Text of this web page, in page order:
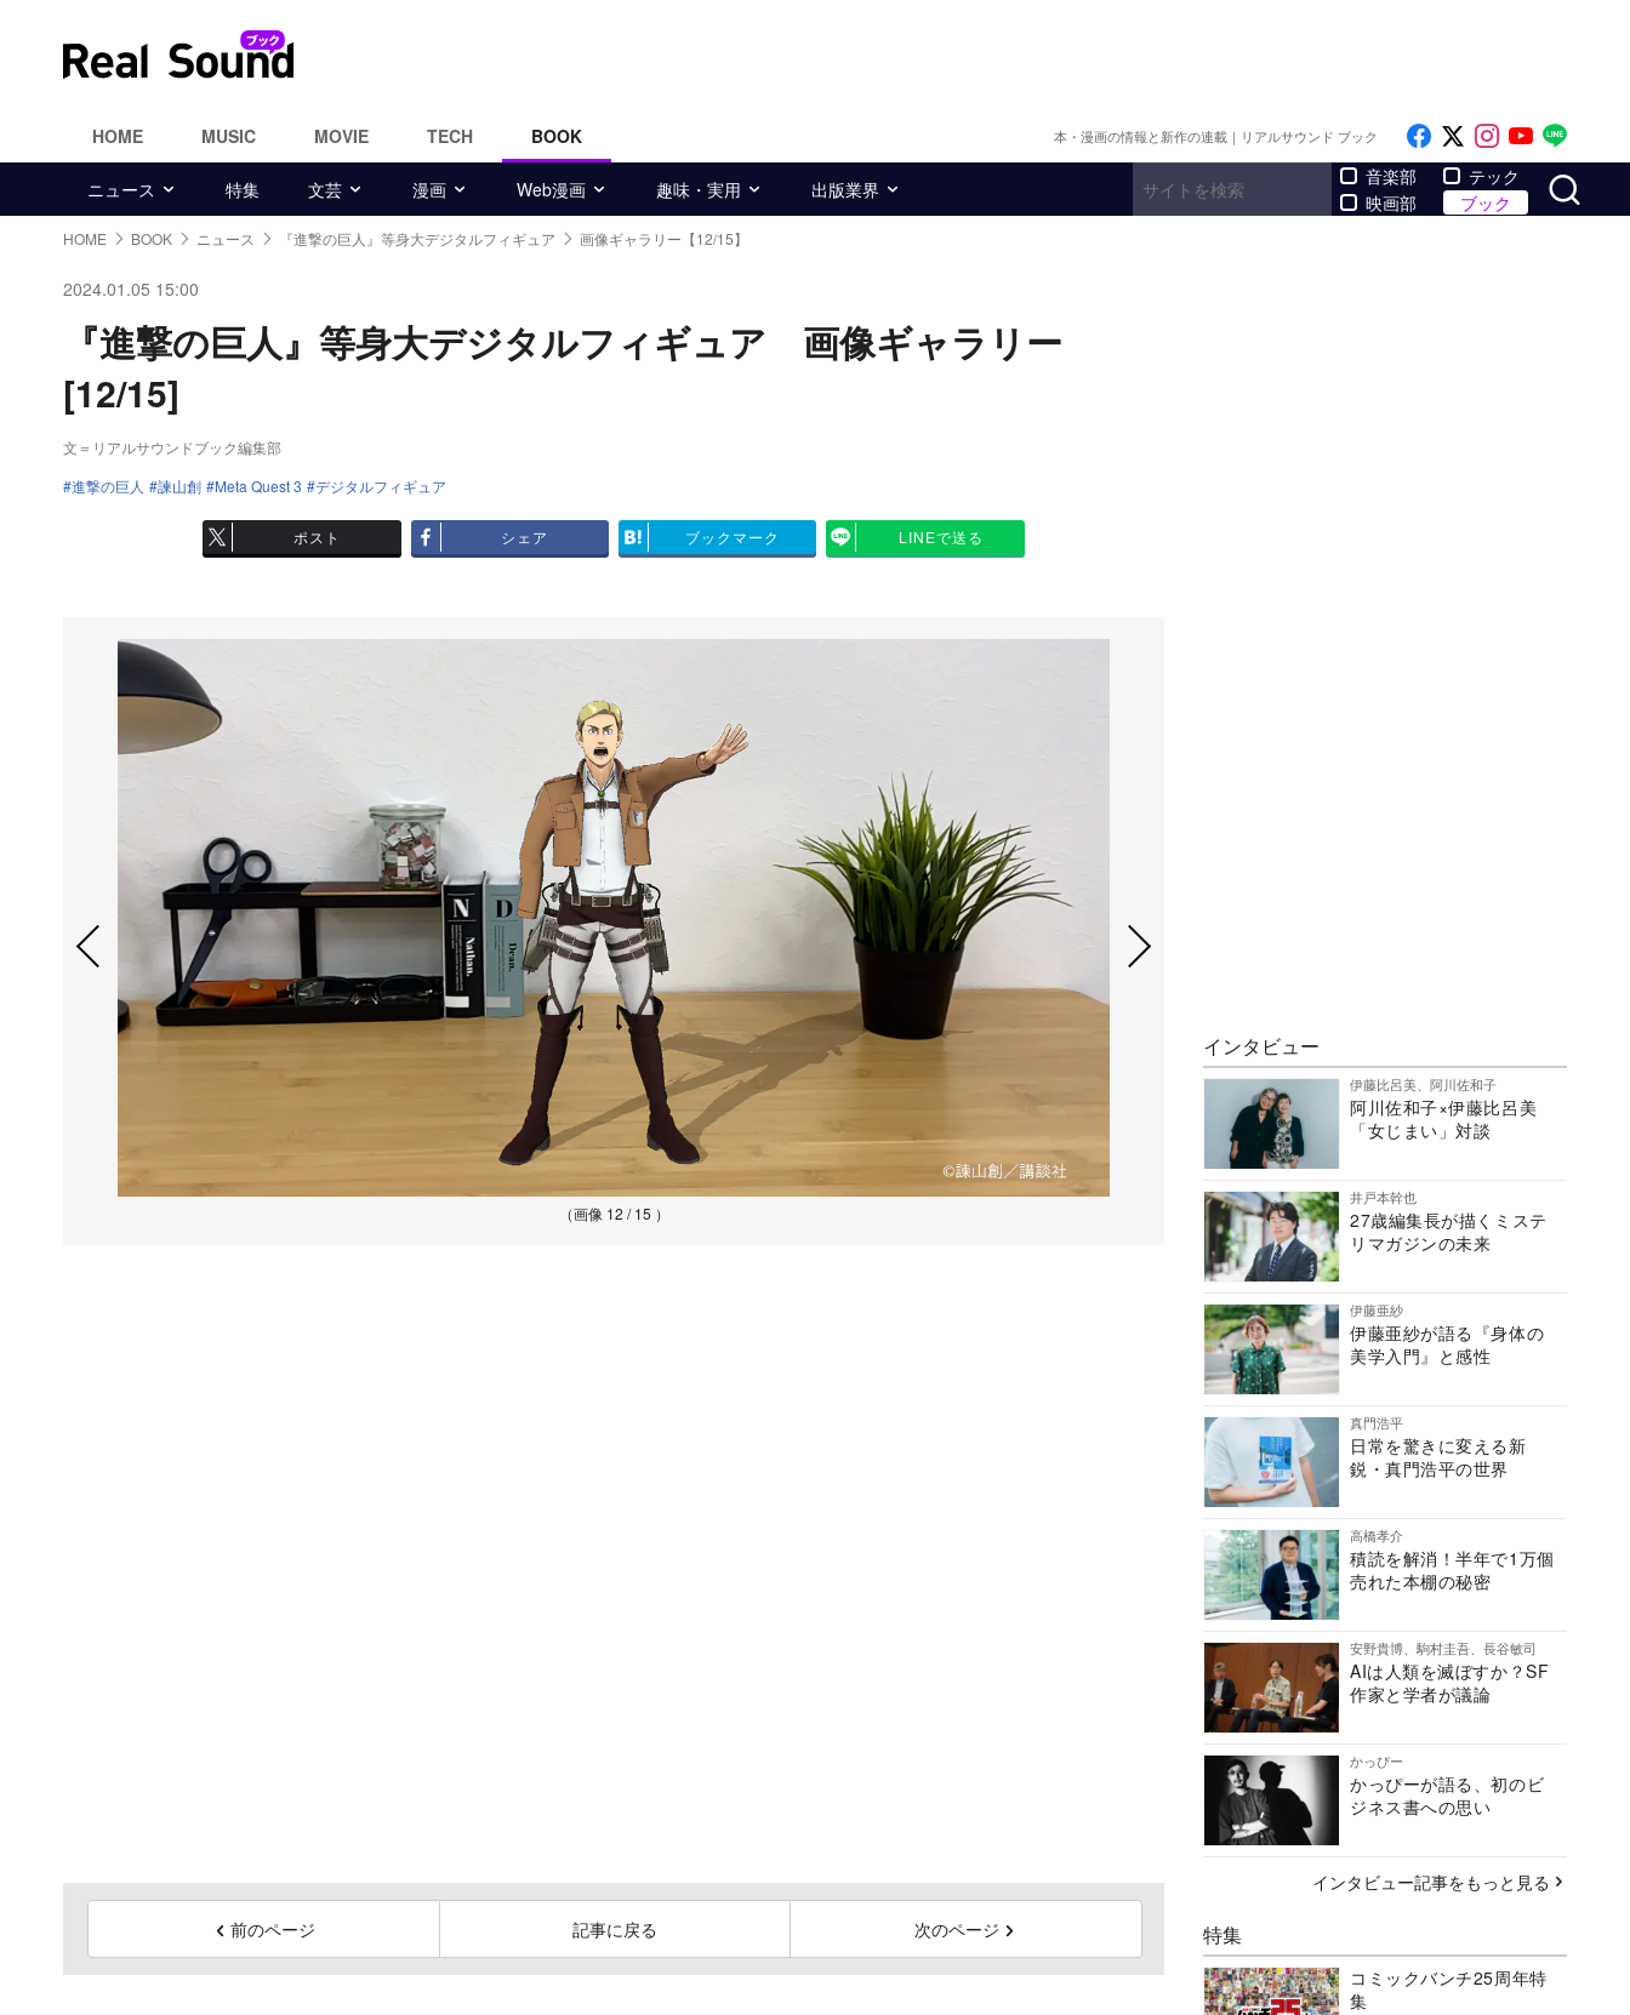
HOME MUSIC MOVIE TECH BOOK 本・漫画の情報と新作の連載｜リアルサウンド ブック Like on Facebook
Follow on x
Follow on
Follow
ニュース 特集 文芸 漫画 Web漫画 趣味・実用 出版業界
音楽部
映画部
テック
ブック
HOME BOOK ニュース 『進撃の巨人』等身大デジタルフィギュア 画像ギャラリー【12/15】
2024.01.05 15:00
『進撃の巨人』等身大デジタルフィギュア 画像ギャラリー
[12/15]
文＝リアルサウンドブック編集部
進撃の巨人
諫山創 Meta Quest 3 デジタルフィギュア
ポスト シェア ブックマーク LINEで送る
（画像 12 / 15 ）
前のページ 記事に戻る 次のページ
インタビュー
伊藤比呂美、阿川佐和子
阿川佐和子×伊藤比呂美
「女じまい」対談
井戸本幹也
27歳編集長が描くミステ
リマガジンの未来
伊藤亜紗
伊藤亜紗が語る『身体の
美学入門』と感性
真門浩平
日常を驚きに変える新
鋭・真門浩平の世界
高橋孝介
積読を解消！半年で1万個
売れた本棚の秘密
安野貴博、駒村圭吾、長谷敏司
AIは人類を滅ぼすか？SF
作家と学者が議論
かっぴー
かっぴーが語る、初のビ
ジネス書への思い
インタビュー記事をもっと見る
特集
コミックバンチ25周年特
集